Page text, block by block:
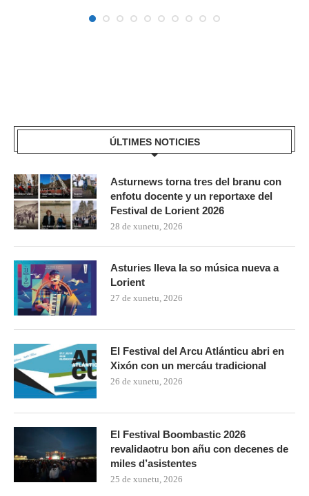
ÚLTIMES NOTICIES
Asturnews torna tres del branu con
enfotu docente y un reportaxe del
Festival de Lorient 2026
28 de xunetu, 2026
Asturies lleva la so música nueva a
Lorient
27 de xunetu, 2026
El Festival del Arcu Atlánticu abri en
Xixón con un mercáu tradicional
26 de xunetu, 2026
El Festival Boombastic 2026
revalidaotru bon añu con decenes de
miles d’asistentes
25 de xunetu, 2026